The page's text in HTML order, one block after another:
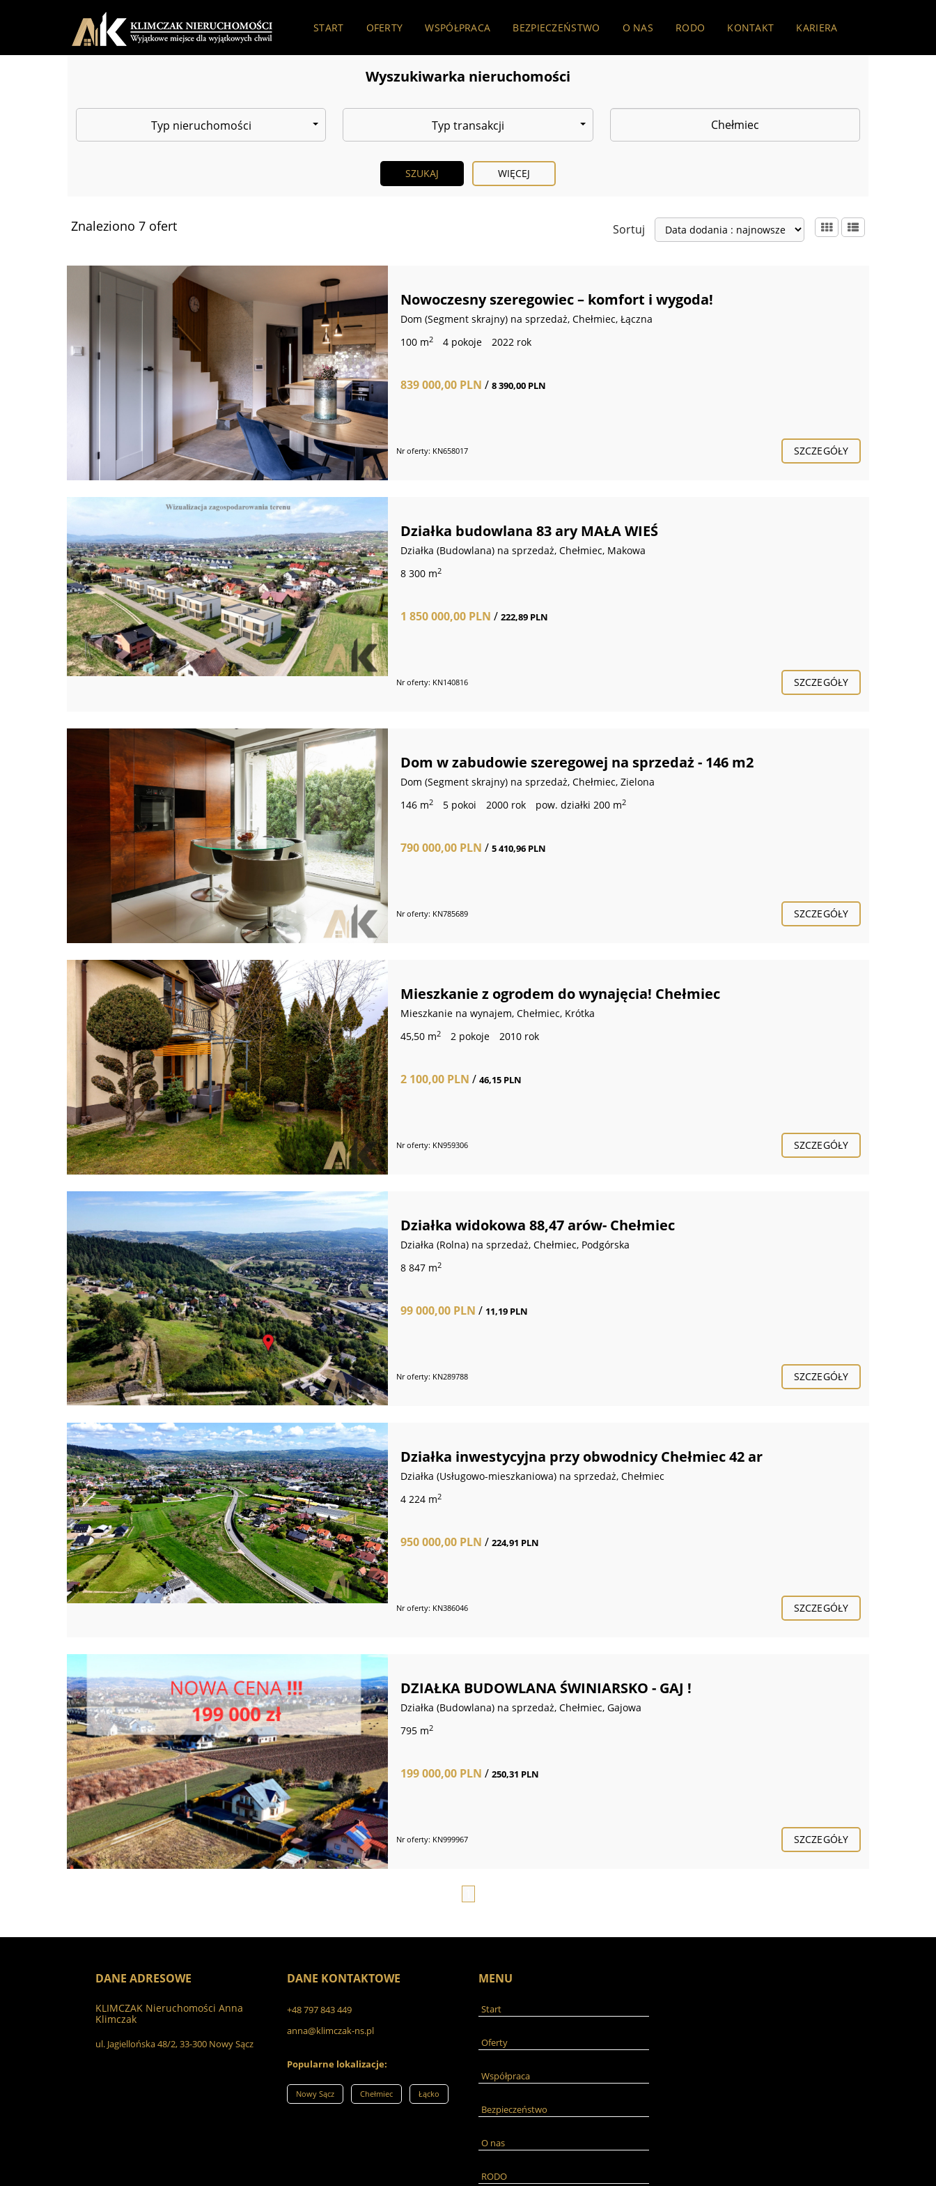
START OFERTY WSPÓŁPRACA BEZPIECZEŃSTWO O NAS RODO KONTAKT KARIERA
Wyszukiwarka nieruchomości
Typ nieruchomości Typ transakcji
WIĘCEJ
Znaleziono 7 ofert Sortuj
Nowoczesny szeregowiec – komfort i wygoda!
Dom (Segment skrajny) na sprzedaż, Chełmiec, Łączna
100 m2 4 pokoje 2022 rok
839 000,00 PLN / 8 390,00 PLN
Nr oferty: KN658017 SZCZEGÓŁY
Działka budowlana 83 ary MAŁA WIEŚ
Działka (Budowlana) na sprzedaż, Chełmiec, Makowa
8 300 m2
1 850 000,00 PLN / 222,89 PLN
Nr oferty: KN140816 SZCZEGÓŁY
Dom w zabudowie szeregowej na sprzedaż - 146 m2
Dom (Segment skrajny) na sprzedaż, Chełmiec, Zielona
146 m2 5 pokoi 2000 rok pow. działki 200 m2
790 000,00 PLN / 5 410,96 PLN
Nr oferty: KN785689 SZCZEGÓŁY
Mieszkanie z ogrodem do wynajęcia! Chełmiec
Mieszkanie na wynajem, Chełmiec, Krótka
45,50 m2 2 pokoje 2010 rok
2 100,00 PLN / 46,15 PLN
Nr oferty: KN959306 SZCZEGÓŁY
Działka widokowa 88,47 arów- Chełmiec
Działka (Rolna) na sprzedaż, Chełmiec, Podgórska
8 847 m2
99 000,00 PLN / 11,19 PLN
Nr oferty: KN289788 SZCZEGÓŁY
Działka inwestycyjna przy obwodnicy Chełmiec 42 ar
Działka (Usługowo-mieszkaniowa) na sprzedaż, Chełmiec
4 224 m2
950 000,00 PLN / 224,91 PLN
Nr oferty: KN386046 SZCZEGÓŁY
DZIAŁKA BUDOWLANA ŚWINIARSKO - GAJ !
Działka (Budowlana) na sprzedaż, Chełmiec, Gajowa
795 m2
199 000,00 PLN / 250,31 PLN
Nr oferty: KN999967 SZCZEGÓŁY
DANE ADRESOWE
KLIMCZAK Nieruchomości Anna
Klimczak
ul. Jagiellońska 48/2, 33-300 Nowy Sącz
DANE KONTAKTOWE
+48 797 843 449
anna@klimczak-ns.pl
Popularne lokalizacje:
Nowy Sącz Chełmiec Łącko
MENU
Start
Oferty
Współpraca
Bezpieczeństwo
O nas
RODO